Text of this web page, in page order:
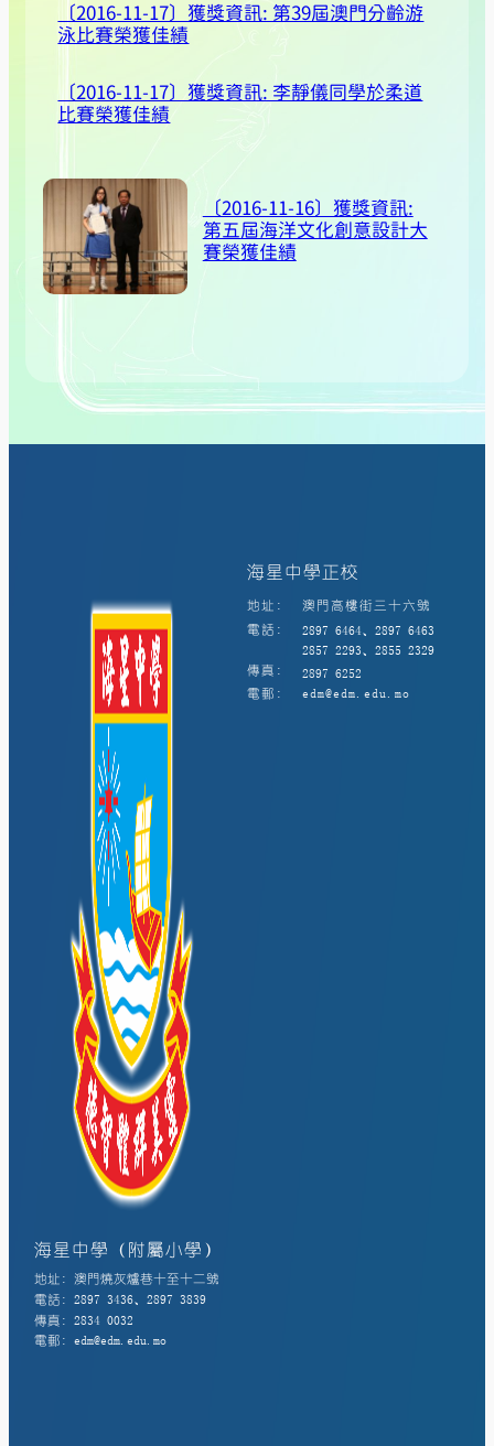
〔2016-11-17〕獲獎資訊: 第39屆澳門分齡游
泳比賽榮獲佳績
〔2016-11-17〕獲獎資訊: 李靜儀同學於柔道
比賽榮獲佳績
〔2016-11-16〕獲獎資訊:
第五屆海洋文化創意設計大
賽榮獲佳績
海星中學正校
地址:
澳門高樓街三十六號
電話:
2897 6464、2897 6463
2857 2293、2855 2329
傳真:
2897 6252
電郵:
edm@edm.edu.mo
海星中學（附屬小學）
地址: 澳門燒灰爐巷十至十二號
電話: 2897 3436、2897 3839
傳真: 2834 0032
電郵: edm@edm.edu.mo